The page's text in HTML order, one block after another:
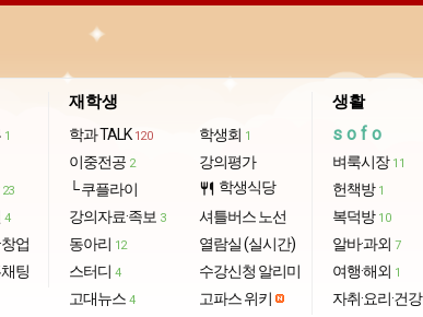
1
23
4
업
팅
재학생
학과 TALK 120
이중전공 2
└ 쿠플라이
강의자료·족보 3
동아리 12
스터디 4
고대뉴스 4
학생회 1
강의평가
restaurant 학생식당
셔틀버스 노선
열람실 (실시간)
수강신청 알리미
고파스 위키
생활
sofo
벼룩시장 11
헌책방 1
복덕방 10
알바·과외 7
여행·해외 1
자취·요리·건강